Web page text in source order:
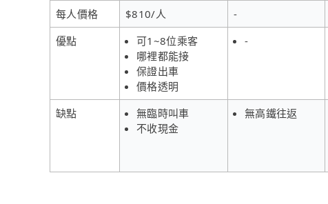
每人價格
$810/人 -
優點
可1~8位乘客
哪裡都能接
保證出車
價格透明
-
缺點
無臨時叫車
不收現金
無高鐵往返